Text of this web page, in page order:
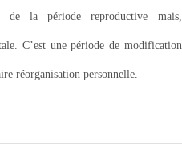
la période reproductive mais,
C’est une période de modification
réorganisation personnelle.